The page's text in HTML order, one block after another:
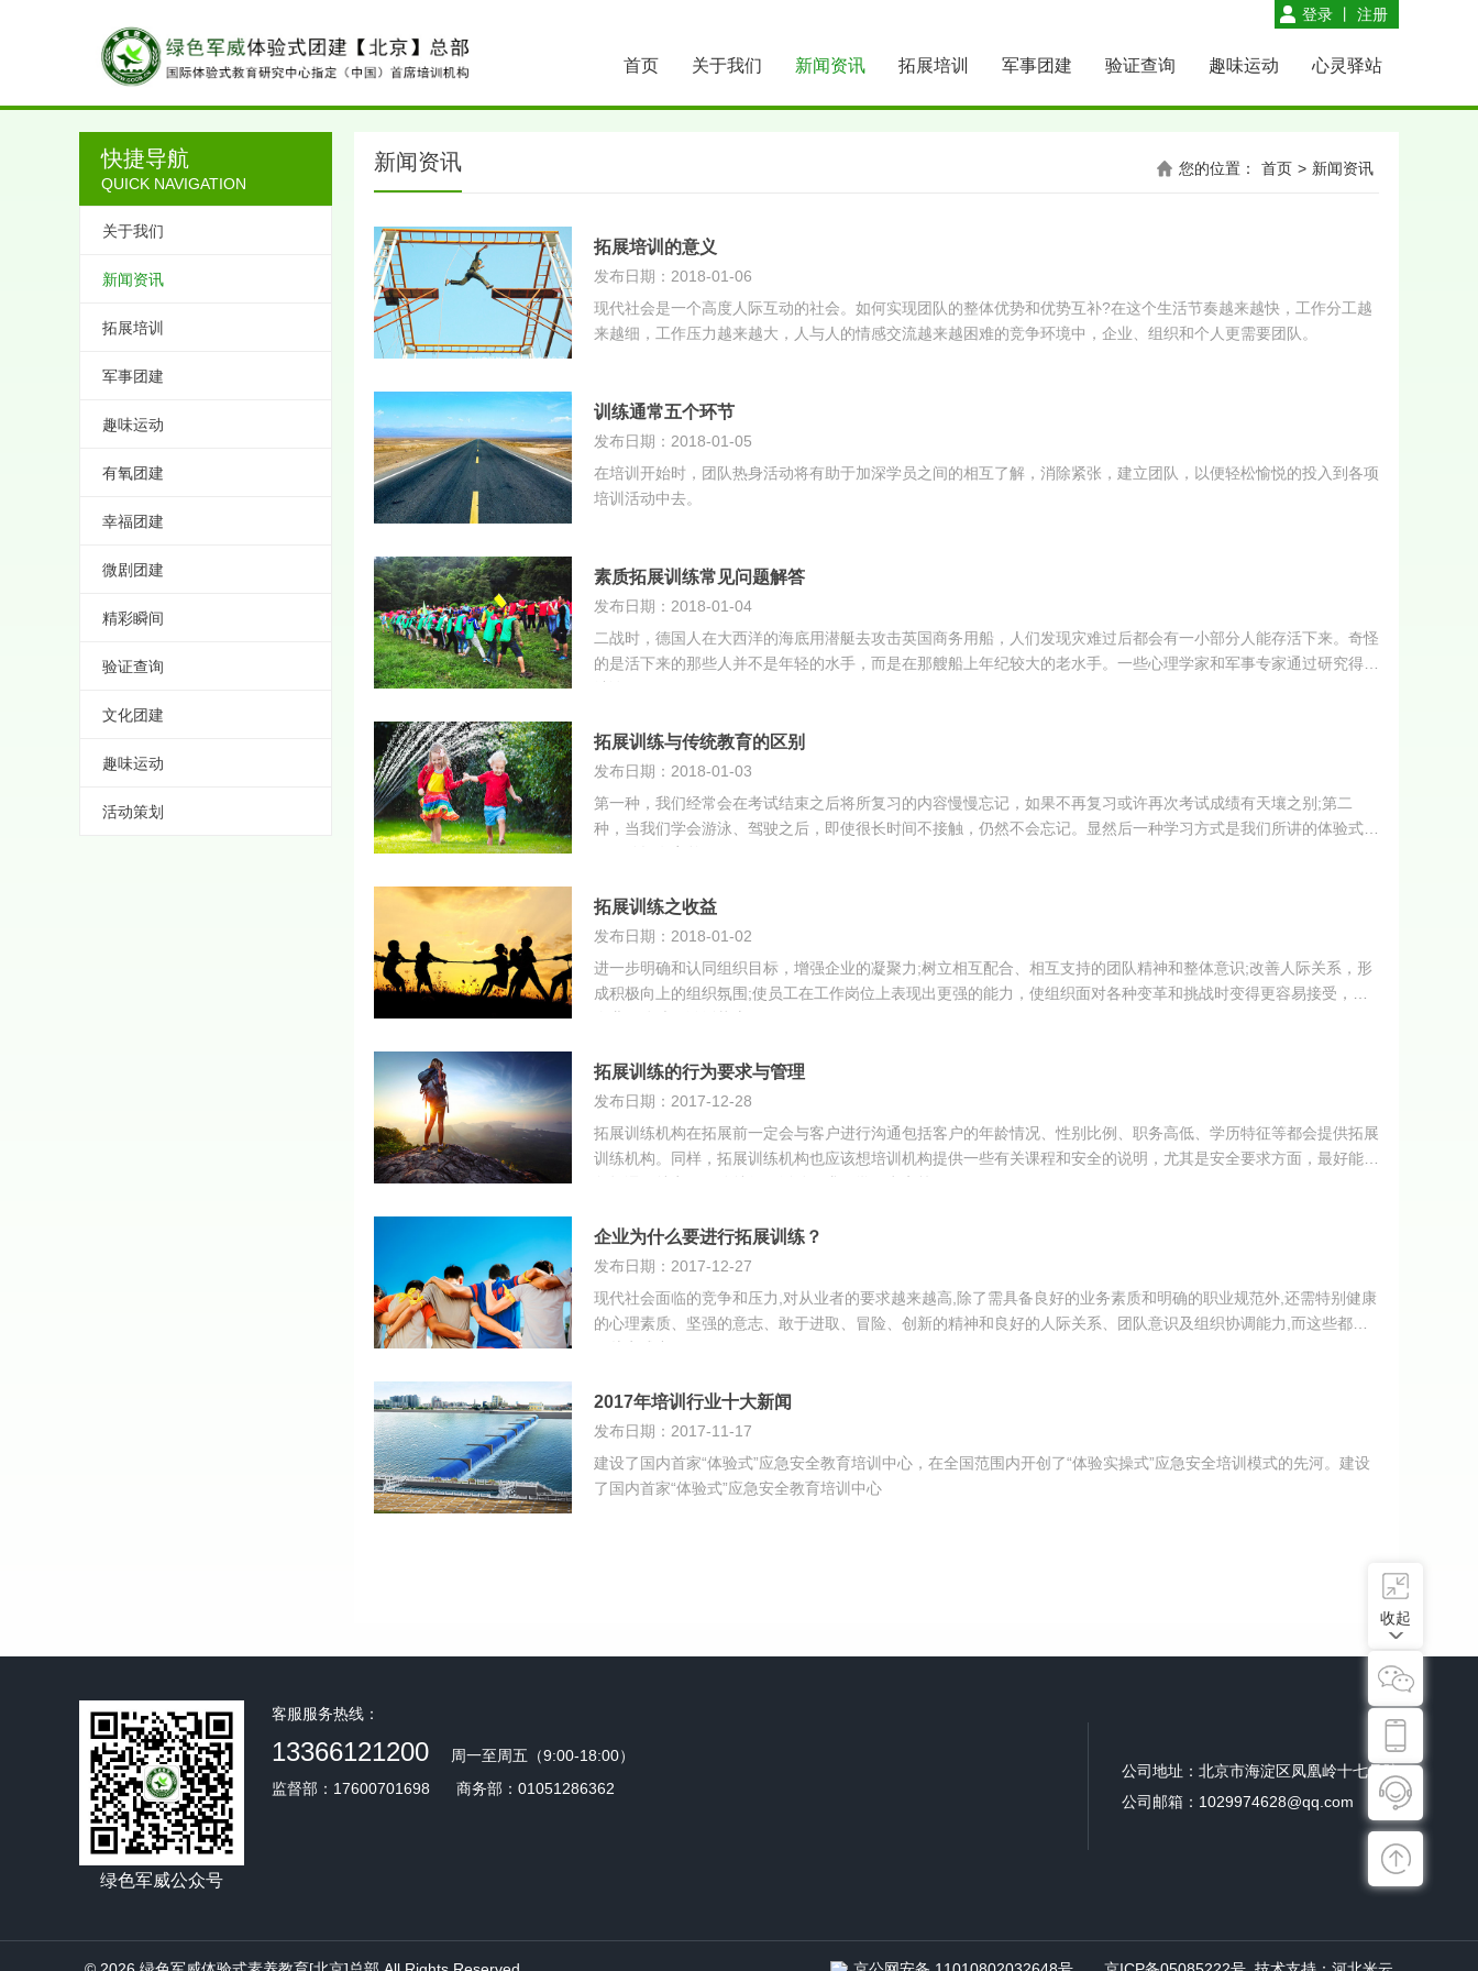
首页 关于我们 新闻资讯 拓展培训 军事团建 验证查询 趣味运动 心灵驿站
登录 注册
快捷导航
QUICK NAVIGATION
关于我们
新闻资讯
拓展培训
军事团建
趣味运动
有氧团建
幸福团建
微剧团建
精彩瞬间
验证查询
文化团建
趣味运动
活动策划
新闻资讯 您的位置： 首页 > 新闻资讯
拓展培训的意义
发布日期：2018-01-06
现代社会是一个高度人际互动的社会。如何实现团队的整体优势和优势互补?在这个生活节奏越来越快，工作分工越
来越细，工作压力越来越大，人与人的情感交流越来越困难的竞争环境中，企业、组织和个人更需要团队。
训练通常五个环节
发布日期：2018-01-05
在培训开始时，团队热身活动将有助于加深学员之间的相互了解，消除紧张，建立团队，以便轻松愉悦的投入到各项
培训活动中去。
素质拓展训练常见问题解答
发布日期：2018-01-04
二战时，德国人在大西洋的海底用潜艇去攻击英国商务用船，人们发现灾难过后都会有一小部分人能存活下来。奇怪
的是活下来的那些人并不是年轻的水手，而是在那艘船上年纪较大的老水手。一些心理学家和军事专家通过研究得出
拓展训练与传统教育的区别
发布日期：2018-01-03
第一种，我们经常会在考试结束之后将所复习的内容慢慢忘记，如果不再复习或许再次考试成绩有天壤之别;第二
种，当我们学会游泳、驾驶之后，即使很长时间不接触，仍然不会忘记。显然后一种学习方式是我们所讲的体验式学
拓展训练之收益
发布日期：2018-01-02
进一步明确和认同组织目标，增强企业的凝聚力;树立相互配合、相互支持的团队精神和整体意识;改善人际关系，形
成积极向上的组织氛围;使员工在工作岗位上表现出更强的能力，使组织面对各种变革和挑战时变得更容易接受，使
拓展训练的行为要求与管理
发布日期：2017-12-28
拓展训练机构在拓展前一定会与客户进行沟通包括客户的年龄情况、性别比例、职务高低、学历特征等都会提供拓展
训练机构。同样，拓展训练机构也应该想培训机构提供一些有关课程和安全的说明，尤其是安全要求方面，最好能够
企业为什么要进行拓展训练？
发布日期：2017-12-27
现代社会面临的竞争和压力,对从业者的要求越来越高,除了需具备良好的业务素质和明确的职业规范外,还需特别健康
的心理素质、坚强的意志、敢于进取、冒险、创新的精神和良好的人际关系、团队意识及组织协调能力,而这些都需
2017年培训行业十大新闻
发布日期：2017-11-17
建设了国内首家“体验式”应急安全教育培训中心，在全国范围内开创了“体验实操式”应急安全培训模式的先河。建设
了国内首家“体验式”应急安全教育培训中心
绿色军威公众号
客服服务热线：
13366121200
周一至周五（9:00-18:00）
监督部：17600701698
商务部：01051286362
公司地址：北京市海淀区凤凰岭十七号院
公司邮箱：1029974628@qq.com
收起